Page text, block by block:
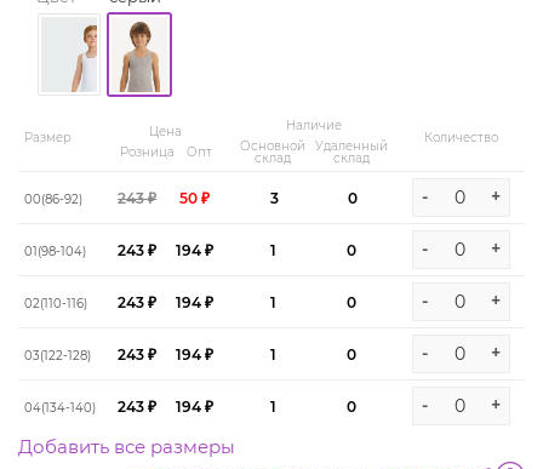
Размер
Цена
Розница
Опт
Наличие
Основной
склад
Удаленный
склад
Количество
00(86-92) 243 ₽ 50 ₽ 3 0 - +
01(98-104) 243 ₽ 194 ₽ 1 0 - +
02(110-116) 243 ₽ 194 ₽ 1 0 - +
03(122-128) 243 ₽ 194 ₽ 1 0 - +
04(134-140) 243 ₽ 194 ₽ 1 0 - +
Добавить все размеры